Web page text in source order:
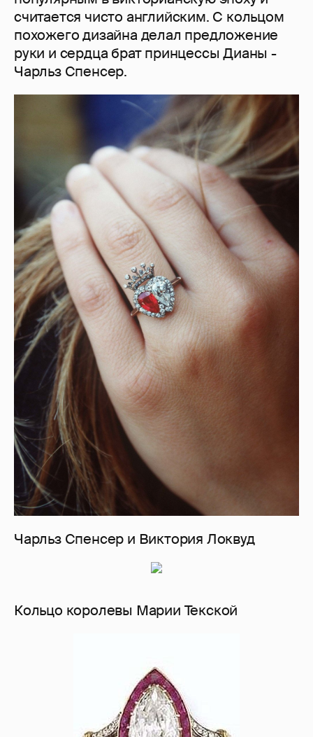
считается чисто английским. С кольцом
похожего дизайна делал предложение
руки и сердца брат принцессы Дианы -
Чарльз Спенсер.
Чарльз Спенсер и Виктория Локвуд
Кольцо королевы Марии Текской